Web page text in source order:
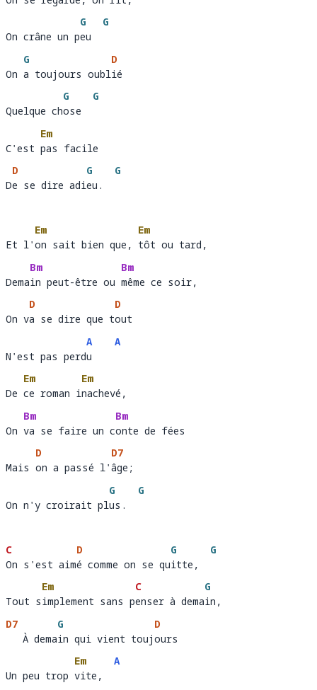
On se regarde, on rit,
On crâne un p
G
eu
G
On crâne un peu
On
G
a toujours oubl
D
ié
On a toujours oublié
Quelque ch
G
ose
G
Quelque chose
C'est
Em
pas facile
C'est pas facile
D
D
e se dire adi
G
eu.
G
De se dire adieu.
Et l'
Em
on sait bien que,
Em
tô
Et l'on sait bien que, tôt ou tard,
Dema
Bm
in peut-être ou
Bm
mê
Demain peut-être ou même ce soir,
On v
D
a se dire que t
D
out
On va se dire que tout
N'est pas perd
A
u
A
N'est pas perdu
De
Em
ce roman i
Em
na
De ce roman inachevé,
On
Bm
va se faire un c
Bm
on
On va se faire un conte de fées
Mais
D
on a passé l'
D7
âge
Mais on a passé l'âge;
On n'y croirait pl
G
us.
G
On n'y croirait plus.
C
On s'est aim
D
é comme on se qu
G
itte,
G
On s'est aimé comme on se quitte,
Tout s
Em
implement sans p
C
enser à dema
G
i
Tout simplement sans penser à demain,
D7
   À dema
G
in qui vient touj
D
ours
   À demain qui vient toujours
Un peu trop
Em
vite,
A
Un peu trop vite,